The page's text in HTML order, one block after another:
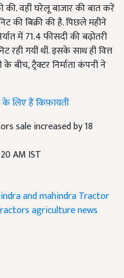
वहीं घरेलू बाजार की बात करें
की बिक्री की है. पिछले महीने
में 71.4 फीसदी की बढ़ोतरी
रही गयीं थीं. इसके साथ ही वित्त
बीच, ट्रैक्टर निर्माता कंपनी ने
के लिए हैं किफ़ायती
sale increased by 18
AM IST
and mahindra Tractor
agriculture news